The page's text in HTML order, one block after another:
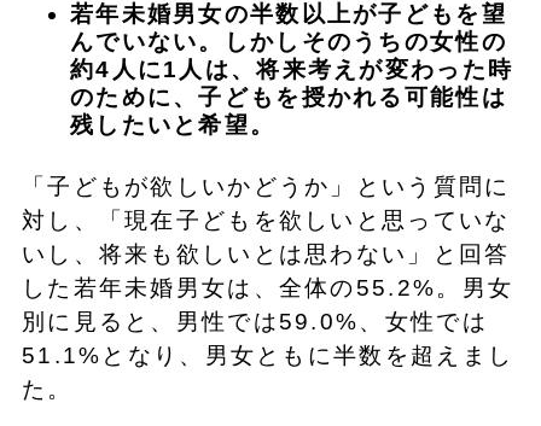
若年未婚男女の半数以上が子どもを望
んでいない。しかしそのうちの女性の
約4人に1人は、将来考えが変わった時
のために、子どもを授かれる可能性は
残したいと希望。
「子どもが欲しいかどうか」という質問に
対し、「現在子どもを欲しいと思っていな
いし、将来も欲しいとは思わない」と回答
した若年未婚男女は、全体の55.2%。男女
別に見ると、男性では59.0%、女性では
51.1%となり、男女ともに半数を超えまし
た。